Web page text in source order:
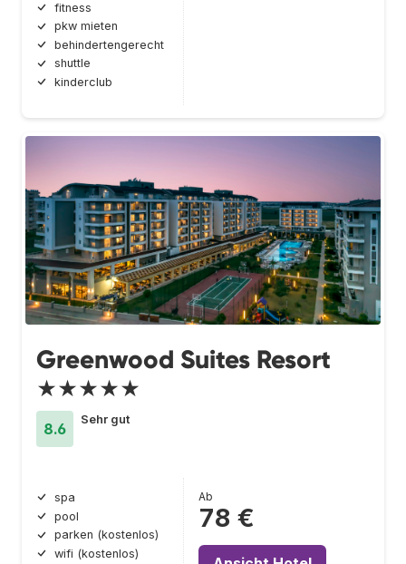
fitness
pkw mieten
behindertengerecht
shuttle
kinderclub
Greenwood Suites Resort
★★★★★
8.6
Sehr gut
spa
pool
parken (kostenlos)
wifi (kostenlos)
Ab
78 €